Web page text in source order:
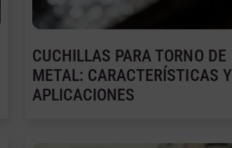
CUCHILLAS PARA TORNO DE
METAL: CARACTERÍSTICAS Y
APLICACIONES